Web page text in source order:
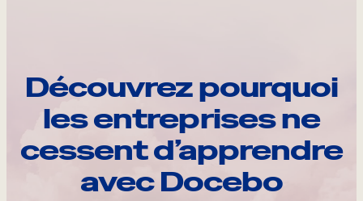
Découvrez pourquoi
les entreprises ne
cessent d’apprendre
avec Docebo